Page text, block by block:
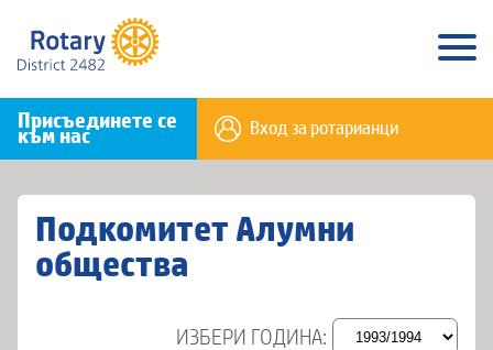
Присъединете се
към нас Вход за ротарианци
Подкомитет Алумни
общества
ИЗБЕРИ ГОДИНА: